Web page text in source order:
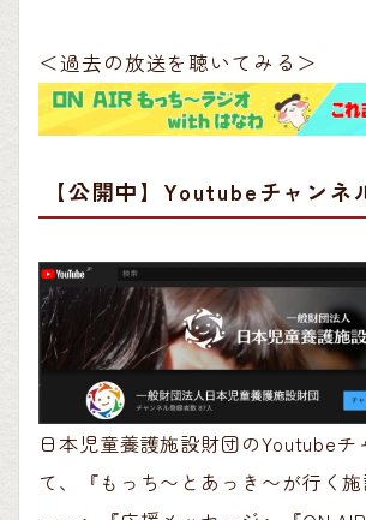
＜過去の放送を聴いてみる＞
【公開中】Youtubeチャンネ
日本児童養護施設財団のYoutubeチ
て、『もっち〜とあっき〜が行く